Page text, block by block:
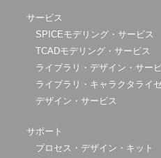
サービス
SPICEモデリング・サービス
TCADモデリング・サービス
ライブラリ・デザイン・サー
ライブラリ・キャラクタライ
デザイン・サービス
サポート
プロセス・デザイン・キット